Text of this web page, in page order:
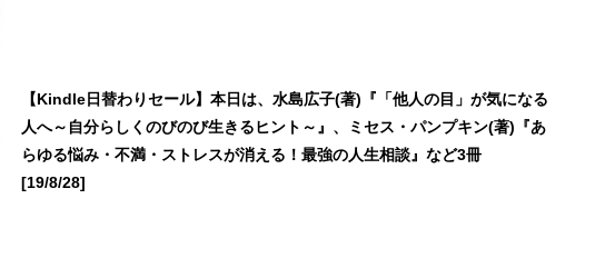
【Kindle日替わりセール】本日は、水島広子(著)『「他人の目」が気になる
人へ～自分らしくのびのび生きるヒント～』、ミセス・パンプキン(著)『あ
らゆる悩み・不満・ストレスが消える！最強の人生相談』など3冊
[19/8/28]